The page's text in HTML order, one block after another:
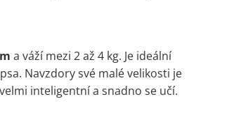
a váží mezi 2 až 4 kg. Je ideální
Navzdory své malé velikosti je
inteligentní a snadno se učí.